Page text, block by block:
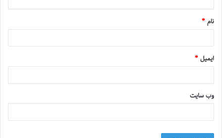
نام*
ایمیل*
وب‌ سایت